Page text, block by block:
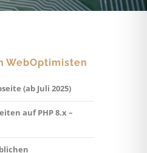
WebOptimisten
(ab Juli 2025)
auf PHP 8.x –